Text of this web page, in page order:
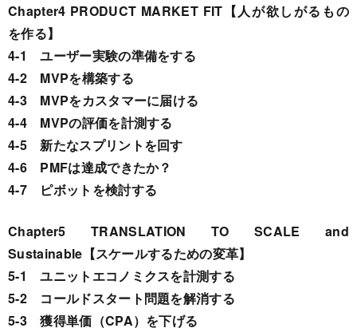
Chapter4 PRODUCT MARKET FIT【人が欲しがるもの
を作る】
4-1 ユーザー実験の準備をする
4-2 MVPを構築する
4-3 MVPをカスタマーに届ける
4-4 MVPの評価を計測する
4-5 新たなスプリントを回す
4-6 PMFは達成できたか？
4-7 ピボットを検討する
Chapter5 TRANSLATION TO SCALE and
Sustainable【スケールするための変革】
5-1 ユニットエコノミクスを計測する
5-2 コールドスタート問題を解消する
5-3 獲得単価（CPA）を下げる